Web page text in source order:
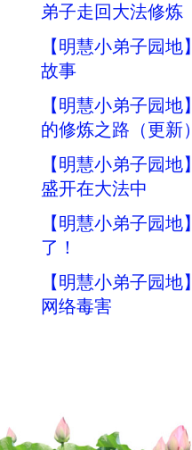
弟子走回大法修炼
【明慧小弟子园
故事
【明慧小弟子园
的修炼之路（更新
【明慧小弟子园
盛开在大法中
【明慧小弟子园
了！
【明慧小弟子园
网络毒害